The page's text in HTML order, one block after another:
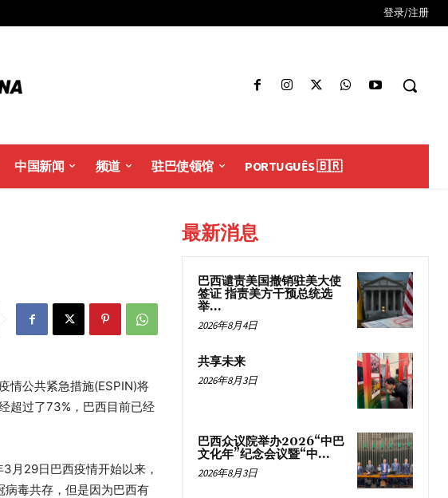
登录/注册
中国新闻 频道 驻巴使领馆 PORTUGUÊS 🇧🇷
情公共紧急措施(ESPIN)将
超过了73%，巴西目前已经
月29日巴西疫情开始以来，
毒共存，但是因为巴西有
最新消息
巴西谴责美国撤销驻美大使
签证 指责美方干预总统选
举...
2026年8月4日
共享未来
2026年8月3日
巴西众议院举办2026“中巴
文化年”纪念会议暨“中...
2026年8月3日